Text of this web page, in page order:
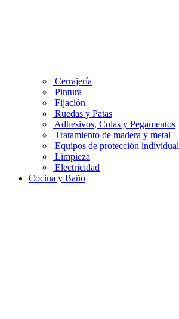
Cerrajería
Pintura
Fijación
Ruedas y Patas
Adhesivos, Colas y Pegamentos
Tratamiento de madera y metal
Equipos de protección individual
Limpieza
Electricidad
Cocina y Baño